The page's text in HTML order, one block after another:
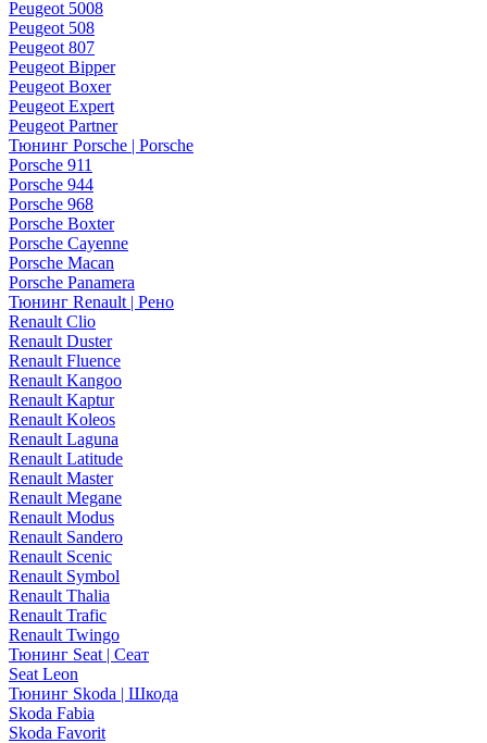
Peugeot 5008
Peugeot 508
Peugeot 807
Peugeot Bipper
Peugeot Boxer
Peugeot Expert
Peugeot Partner
Тюнинг Porsche | Porsche
Porsche 911
Porsche 944
Porsche 968
Porsche Boxter
Porsche Cayenne
Porsche Macan
Porsche Panamera
Тюнинг Renault | Рено
Renault Clio
Renault Duster
Renault Fluence
Renault Kangoo
Renault Kaptur
Renault Koleos
Renault Laguna
Renault Latitude
Renault Master
Renault Megane
Renault Modus
Renault Sandero
Renault Scenic
Renault Symbol
Renault Thalia
Renault Trafic
Renault Twingo
Тюнинг Seat | Сеат
Seat Leon
Тюнинг Skoda | Шкода
Skoda Fabia
Skoda Favorit